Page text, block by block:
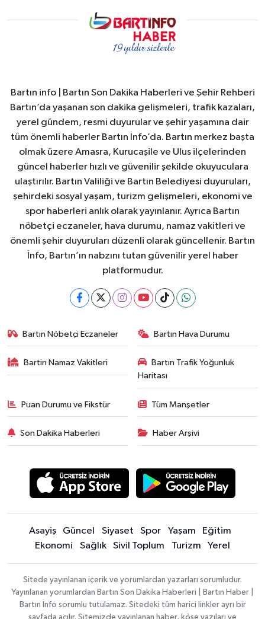
Bartın info | Bartın Son Dakika Haberleri ve Şehir Rehberi
Bartın’da yaşanan son dakika gelişmeleri, trafik kazaları,
yerel gündem, resmi duyurular ve şehir yaşamına dair
tüm önemli haberler Bartın İnfo’da. Bartın merkez başta
olmak üzere Amasra, Kurucaşile ve Ulus ilçelerinden
güncel haberler hızlı ve güvenilir şekilde okuyuculara
ulaştırılır. Bartın Valiliği ve Bartın Belediyesi duyuruları,
şehirdeki sosyal yaşam, turizm gelişmeleri, ekonomi ve
spor haberleri anlık olarak yayınlanır. Ayrıca Bartın
nöbetçi eczaneler, hava durumu, namaz vakitleri ve
önemli şehir duyuruları düzenli olarak güncellenir. Bartın
İnfo, Bartın’ın nabzını tutan güvenilir yerel haber
platformudur.
Bartın Nöbetçi Eczaneler Bartın Hava Durumu
Bartin Namaz Vakitleri
Bartın Trafik Yoğunluk
Haritası
Puan Durumu ve Fikstür Tüm Manşetler
Son Dakika Haberleri Haber Arşivi
Asayiş Güncel Siyaset Spor Yaşam
Eğitim
Ekonomi
Sağlık Sivil Toplum Turizm Yerel
Sitede yayınlanan içerik ve yorumlardan yazarları sorumludur.
Yayınlanan yorumlardan Bartın Son Dakika Haberleri | Bartın Haber |
Bartın İnfo sorumlu tutulamaz. Sitedeki tüm harici linkler ayrı bir
sayfada açılır. Sitemizde yayınlanan haber, köşe yazıları ve